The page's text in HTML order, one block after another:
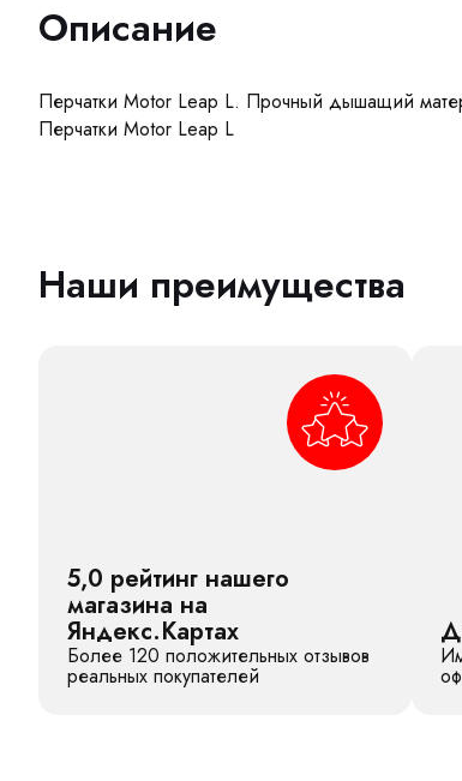
Описание
Перчатки Motor Leap L. Прочный дышащий
Перчатки Motor Leap L
Наши преимущества
5,0 рейтинг нашего
магазина на
Яндекс.Картах
Более 120 положительных отзывов
реальных покупателей